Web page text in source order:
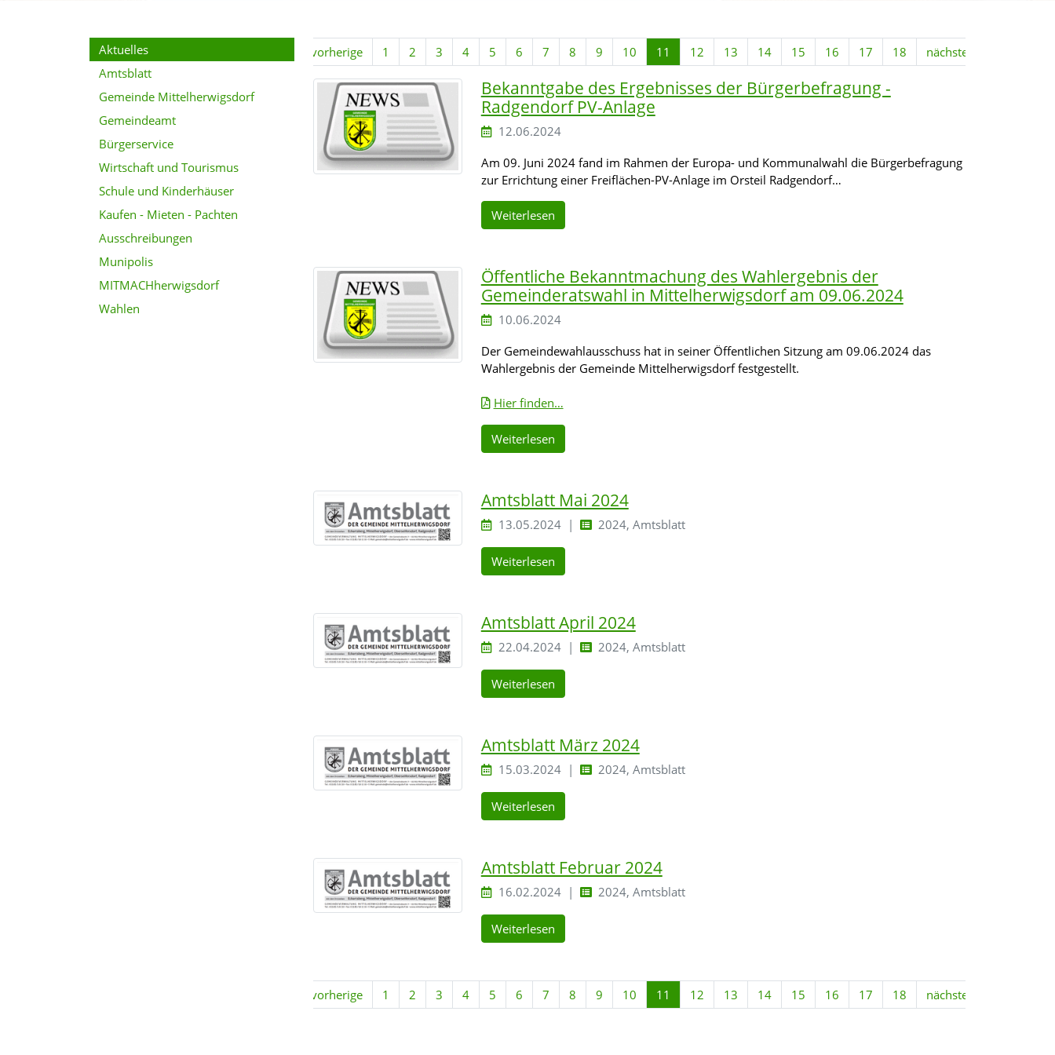
vorherige 1 2 3 4 5 6 7 8 9 10 11 12 13 14 15 16 17 18 nächste
Bekanntgabe des Ergebnisses der Bürgerbefragung -
Radgendorf PV-Anlage
12.06.2024
Am 09. Juni 2024 fand im Rahmen der Europa- und Kommunalwahl die Bürgerbefragung
zur Errichtung einer Freiflächen-PV-Anlage im Orsteil Radgendorf…
Weiterlesen
Öffentliche Bekanntmachung des Wahlergebnis der
Gemeinderatswahl in Mittelherwigsdorf am 09.06.2024
10.06.2024
Der Gemeindewahlausschuss hat in seiner Öffentlichen Sitzung am 09.06.2024 das
Wahlergebnis der Gemeinde Mittelherwigsdorf festgestellt.
Hier finden…
Weiterlesen
Amtsblatt Mai 2024
13.05.2024 2024, Amtsblatt
Weiterlesen
Amtsblatt April 2024
22.04.2024 2024, Amtsblatt
Weiterlesen
Amtsblatt März 2024
15.03.2024 2024, Amtsblatt
Weiterlesen
Amtsblatt Februar 2024
16.02.2024 2024, Amtsblatt
Weiterlesen
vorherige 1 2 3 4 5 6 7 8 9 10 11 12 13 14 15 16 17 18 nächste
Aktuelles
Amtsblatt
Gemeinde Mittelherwigsdorf
Gemeindeamt
Bürgerservice
Wirtschaft und Tourismus
Schule und Kinderhäuser
Kaufen - Mieten - Pachten
Ausschreibungen
Munipolis
MITMACHherwigsdorf
Wahlen